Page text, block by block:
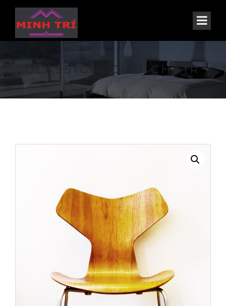
CLASSIC WOOD CHAIR